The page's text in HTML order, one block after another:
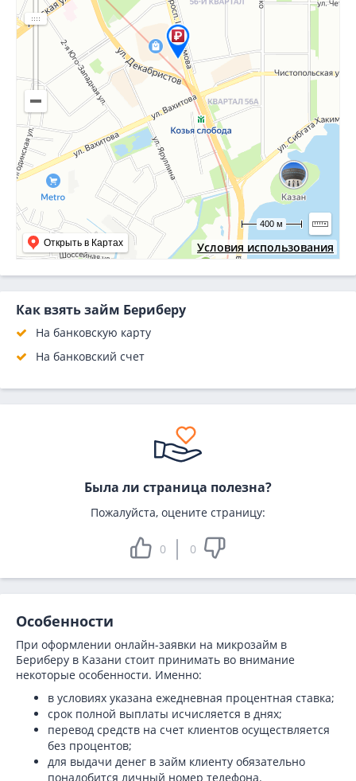
Условия использования
Открыть в Картах
400 м
Как взять займ Бериберу
На банковскую карту
На банковский счет
Была ли страница полезна?
Пожалуйста, оцените страницу:
0 0
Особенности
При оформлении онлайн-заявки на микрозайм в
Бериберу в Казани стоит принимать во внимание
некоторые особенности. Именно:
в условиях указана ежедневная процентная ставка;
срок полной выплаты исчисляется в днях;
перевод средств на счет клиентов осуществляется
без процентов;
для выдачи денег в займ клиенту обязательно
понадобится личный номер телефона.